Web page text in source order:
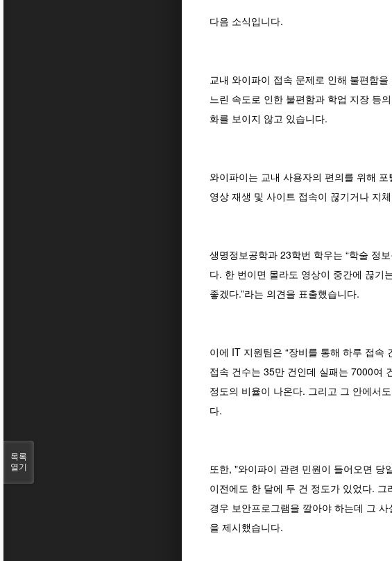
다음 소식입니다.
교내 와이파이 접속 문제로 인해 불편함
느린 속도로 인한 불편함과 학업 지장 등
화를 보이지 않고 있습니다.
와이파이는 교내 사용자의 편의를 위해
영상 재생 및 사이트 접속이 끊기거나 지
생명정보공학과 23학번 학우는 “학술 정
다. 한 번이면 몰라도 영상이 중간에 끊기
좋겠다.”라는 의견을 표출했습니다.
이에 IT 지원팀은 “장비를 통해 하루 접속
접속 건수는 35만 건인데 실패는 7000여
정도의 비율이 나온다. 그리고 그 안에서
다.
또한, "와이파이 관련 민원이 들어오면 당
이전에도 한 달에 두 건 정도가 있었다.
경우 보안프로그램을 깔아야 하는데 그
을 제시했습니다.
목록
열기